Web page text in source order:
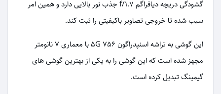
گشودگی دریچه دیافراگم f/1.7 جذب نور بالایی دارد و همین امر
سبب شده تا خروجی تصاویر با‌کیفیتی را ثبت کند.
این گوشی به تراشه اسنپدراگون 756 5G با معماری 7 نانومتر
مجهز شده است که این گوشی را به یکی از بهترین گوشی های
گیمینگ تبدیل کرده است.